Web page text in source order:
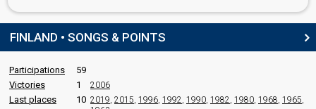
Finland 1977:Lapponia(conductor)
Finland 1976:Pump-Pump(conductor)
Finland 1975:Old Man Fiddle(conductor)
Finland 1974:Älä mene pois (Keep Me Warm)(conductor)
Finland 1973:
Finland 1971:Tie uuteen päivään
Finland 1969:Kuin silloin ennen(conductor)
FINLAND • SONGS & POINTS
Participations
59
Victories
1 2006
Last places 10 2019, 2015, 1996, 1992, 1990, 1982, 1980, 1968, 1965,